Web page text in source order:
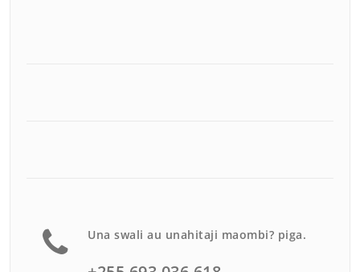
Una swali au unahitaji maombi? piga.